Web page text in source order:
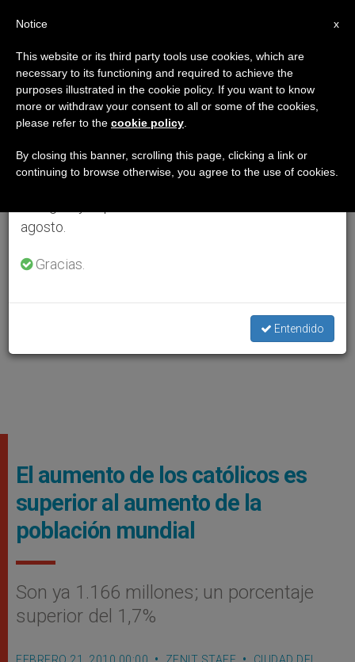
El aumento de los católicos es
superior al aumento de la
población mundial
Son ya 1.166 millones; un porcentaje
superior del 1,7%
×
Aviso importante
Del 27 de julio al 7 de agosto haremos la pausa
anual, aprovechando que en el periodo de verano
se generan menos informaciones y también el
agosto.
Gracias.
Entendido
x
Notice
This website or its third party tools use cookies, which are
necessary to its functioning and required to achieve the
purposes illustrated in the cookie policy. If you want to know
more or withdraw your consent to all or some of the cookies,
please refer to the cookie policy
By closing this banner, scrolling this page, clicking a link or
continuing to browse otherwise, you agree to the use of cookies.